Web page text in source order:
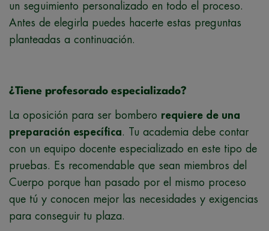
un seguimiento personalizado en todo el proceso.
Antes de elegirla puedes hacerte estas preguntas
planteadas a continuación.
¿Tiene profesorado especializado?
La oposición para ser bombero requiere de una
preparación específica. Tu academia debe contar
con un equipo docente especializado en este tipo de
pruebas. Es recomendable que sean miembros del
Cuerpo porque han pasado por el mismo proceso
que tú y conocen mejor las necesidades y exigencias
para conseguir tu plaza.